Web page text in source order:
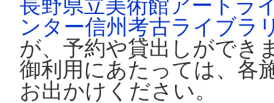
長野県立美術館アートラ
ンター信州考古ライブラ
が、予約や貸出しができ
御利用にあたっては、各
お出かけください。